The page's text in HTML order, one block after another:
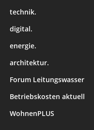
technik.
digital.
energie.
architektur.
Forum Leitungswasser
Betriebskosten aktuell
WohnenPLUS